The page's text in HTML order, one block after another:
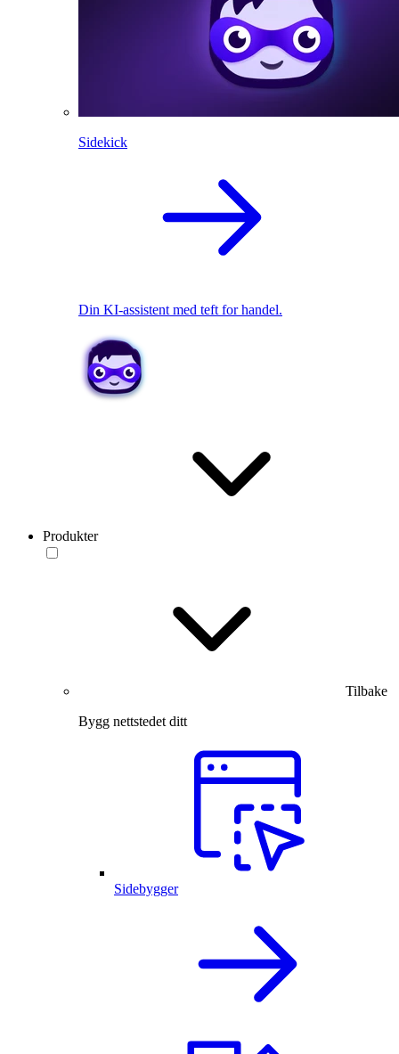
Sidekick
Din KI-assistent med teft for handel.
Produkter
Tilbake
Bygg nettstedet ditt
Sidebygger